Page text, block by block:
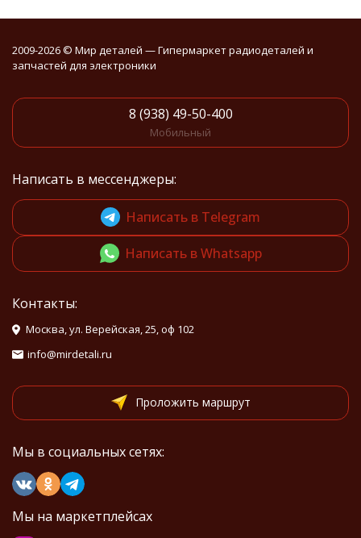
2009-2026 © Мир деталей — Гипермаркет радиодеталей и
запчастей для электроники
8 (938) 49-50-400
Мобильный
Написать в мессенджеры:
Написать в Telegram
Написать в Whatsapp
Контакты:
Москва, ул. Верейская, 25, оф 102
info@mirdetali.ru
Проложить маршрут
Мы в социальных сетях:
Мы на маркетплейсах